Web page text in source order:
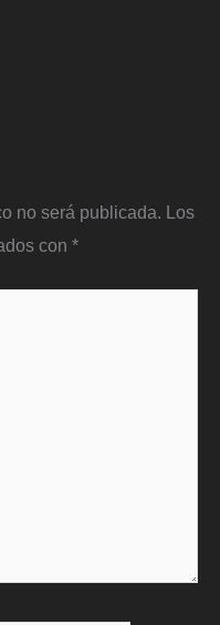
no será publicada. Los
con *